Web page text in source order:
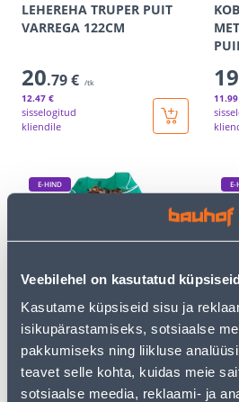
Veebilehel on kasutatud küpsiseid.
Kasutame küpsiseid sisu ja
isikupärastamiseks, sotsiaalse
pakkumiseks ning liikluse
teavet selle kohta, kuidas meie
sotsiaalse meedia, reklaami- ja
LEHEREHA TRUPER PUIT
VARREGA 122CM
20.79 € /tk
12.47 €
sisselogitud
kliendile
19
11
E-HIND
70X70X70CM
9.19 € /tk
sisselogitud
kliendile
E-
6
.83 €